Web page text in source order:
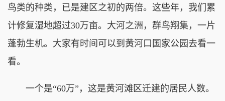
鸟类的种类，已是建区之初的两倍。这些年，我们累
计修复湿地超过30万亩。大河之洲，群鸟翔集，一片
蓬勃生机。大家有时间可以到黄河口国家公园去看一
看。
一个是“60万”，这是黄河滩区迁建的居民人数。